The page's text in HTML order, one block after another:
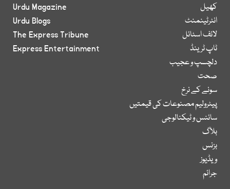
کھیل
انٹرٹینمنٹ
لائف اسٹائل
ٹاپ ٹرینڈ
دلچسپ و عجیب
صحت
سونے کے نرخ
پیٹرولیم مصنوعات کی قیمتیں
سائنس و ٹیکنالوجی
بلاگ
بزنس
ویڈیوز
جرائم
Urdu Magazine
Urdu Blogs
The Express Tribune
Express Entertainment